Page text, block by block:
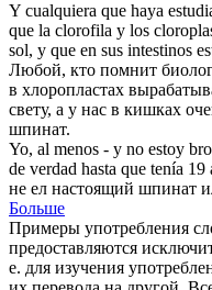
Y cualquiera que haya
que la clorofila y los
sol, y que en sus intestinos
Любой, кто помнит
в хлоропластах
свету, а у нас в кишках
шпинат.
Yo, al menos - y no estoy
de verdad hasta que tenía 19
не ел настоящий шпинат
Больше
Примеры употребления
предоставляются
е. для изучения